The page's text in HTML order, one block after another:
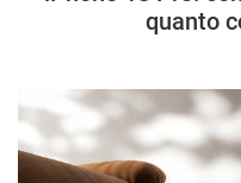
quanto